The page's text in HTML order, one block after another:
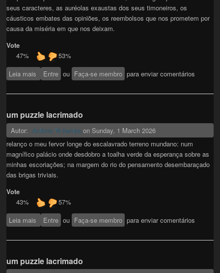
seus caracteres, as auréolas exaustas dos seus timoneiros, os
cáusticos embates das opiniões, os reembolsos que nos prometem por
causa da miséria em que nos deixam.
Vote
47%
53%
Leia mais sobre um puzzle lacrimado
Entre ou Faça-se membro para enviar comentários
um puzzle lacrimado
Autor: António Tê Santos on Sunday, 1 March 2026
relanço o meu fervor longe do escalavrado terreno mundano: num
magnífico palácio onde desdobro a toalha verde da esperança sobre as
minhas escoriações; na margem do rio do pensamento desembaraçado
das brigas triviais.
Vote
43%
57%
Leia mais sobre um puzzle lacrimado
Entre ou Faça-se membro para enviar comentários
um puzzle lacrimado